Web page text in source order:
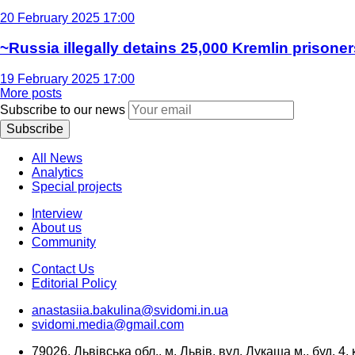
20 February 2025 17:00
~Russia illegally detains 25,000 Kremlin
19 February 2025 17:00
More posts
Subscribe to our news
Subscribe
All News
Analytics
Special projects
Interview
About us
Community
Contact Us
Editorial Policy
anastasiia.bakulina@svidomi.in.ua
svidomi.media@gmail.com
79026, Львівська обл., м. Львів, вул. Лукаша м., буд. 4,